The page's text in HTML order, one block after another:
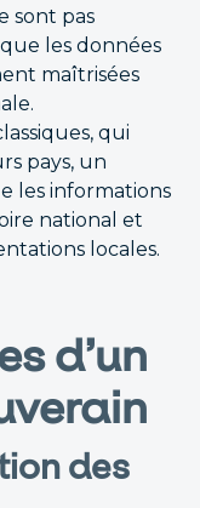
sont pas
les données
maîtrisées
qui
pays, un
les informations
national et
locales.
d’un
des